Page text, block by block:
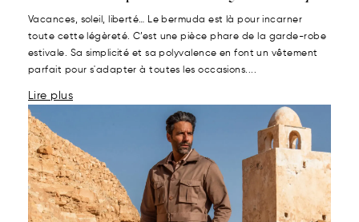
Vacances, soleil, liberté… Le bermuda est là pour incarner
toute cette légèreté. C’est une pièce phare de la garde-robe
estivale. Sa simplicité et sa polyvalence en font un vêtement
parfait pour s'adapter à toutes les occasions....
Lire plus